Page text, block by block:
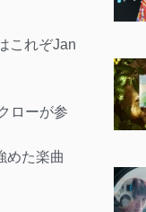
これぞJan
ローが参
めた楽曲